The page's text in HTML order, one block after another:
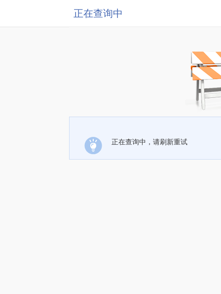
正在查询中
正在查询中，请刷新重试